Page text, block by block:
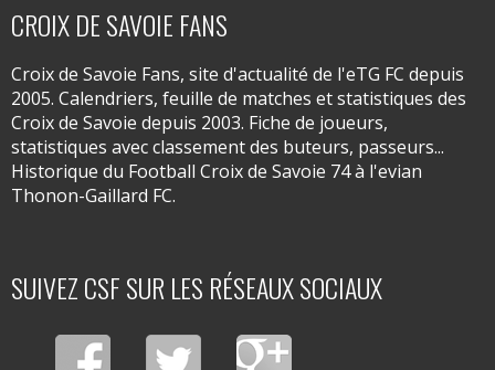
CROIX DE SAVOIE FANS
Croix de Savoie Fans, site d'actualité de l'eTG FC depuis
2005. Calendriers, feuille de matches et statistiques des
Croix de Savoie depuis 2003. Fiche de joueurs,
statistiques avec classement des buteurs, passeurs...
Historique du Football Croix de Savoie 74 à l'evian
Thonon-Gaillard FC.
SUIVEZ CSF SUR LES RÉSEAUX SOCIAUX